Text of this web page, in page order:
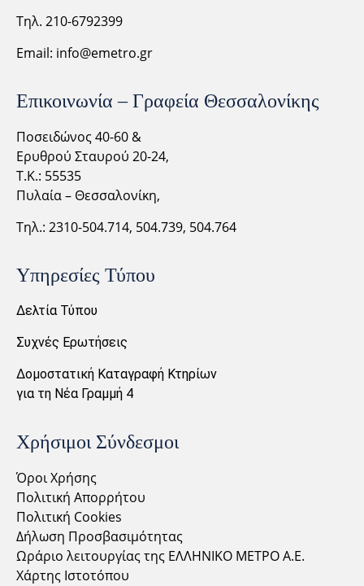
Τηλ. 210-6792399
Email: info@emetro.gr
Επικοινωνία – Γραφεία Θεσσαλονίκης
Ποσειδώνος 40-60 &
Ερυθρού Σταυρού 20-24,
Τ.Κ.: 55535
Πυλαία – Θεσσαλονίκη,
Τηλ.: 2310-504.714, 504.739, 504.764
Υπηρεσίες Τύπου
Δελτία Τύπου
Συχνές Ερωτήσεις
Δομοστατική Καταγραφή Κτηρίων
για τη Νέα Γραμμή 4
Χρήσιμοι Σύνδεσμοι
Όροι Χρήσης
Πολιτική Απορρήτου
Πολιτική Cookies
Δήλωση Προσβασιμότητας
Ωράριο λειτουργίας της ΕΛΛΗΝΙΚΟ ΜΕΤΡΟ Α.Ε.
Χάρτης Ιστοτόπου